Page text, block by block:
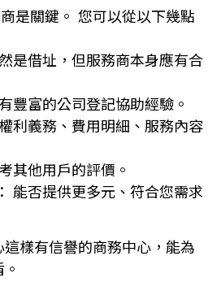
是關鍵。 您可以從以下幾點
是借址，但服務商本身應有合
豐富的公司登記協助經驗。
利義務、費用明細、服務內容
其他用戶的評價。
能否提供更多元、符合您需求
樣有信譽的商務中心，能為